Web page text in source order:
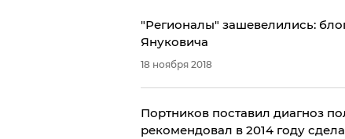
"Регионалы" зашевелились:
Януковича
18 ноября 2018
Портников поставил диагноз
рекомендовал в 2014 году